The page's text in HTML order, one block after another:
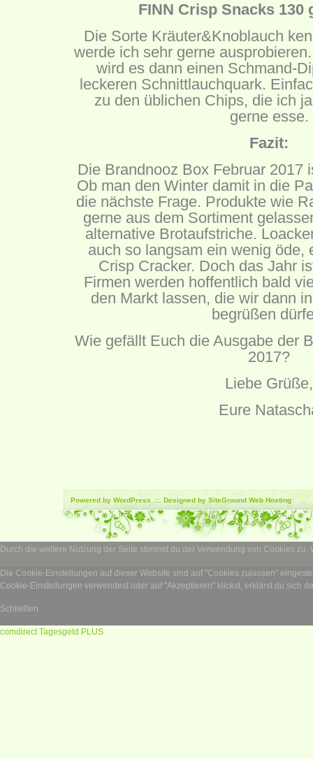
FINN Crisp Snacks 130
Die Sorte Kräuter&Knoblauch
werde ich sehr gerne
wird es dann einen Schmand-
leckeren Schnittlauchquark.
zu den üblichen Chips, die ich
gerne esse.
Fazit:
Die Brandnooz Box Februar 2017
Ob man den Winter damit in die
die nächste Frage. Produkte wie
gerne aus dem Sortiment
alternative Brotaufstriche.
auch so langsam ein wenig öde,
Crisp Cracker. Doch das Jahr
Firmen werden hoffentlich bald
den Markt lassen, die wir dann
begrüßen
Wie gefällt Euch die Ausgabe der
2017?
Liebe Grüße,
Eure
Powered byWordPress.::. Designed by SiteGroundWeb Hosting
Durch die weitere Nutzung der Seite stimmst du der Verwendung von Cookies zu.
Die Cookie-Einstellungen auf dieser Website sind auf "Cookies zulassen"
Cookie-Einstellungen verwendest oder auf "Akzeptieren" klickst, erklärst du sich
Schließen
comdirect Tagesgeld PLUS